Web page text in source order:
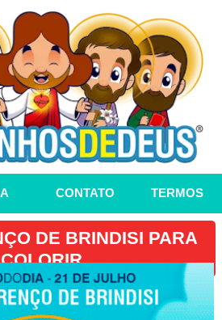
CONTATO TERMOS
DE BRINDISI PARA
COLORIR